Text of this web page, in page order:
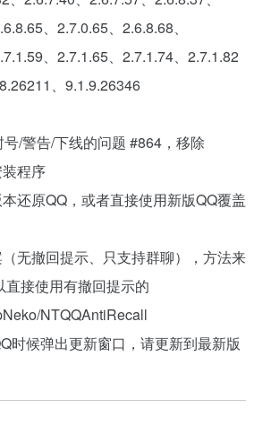
、2.7.0.65、2.6.8.68、
、2.7.1.65、2.7.1.74、2.7.1.82
、9.1.9.26346
/警告/下线的问题 #864，移除
程序
还原QQ，或者直接使用新版QQ覆盖
无撤回提示、只支持群聊），方法来
接使用有撤回提示的
NTQQAntiRecall
时候弹出更新窗口，请更新到最新版